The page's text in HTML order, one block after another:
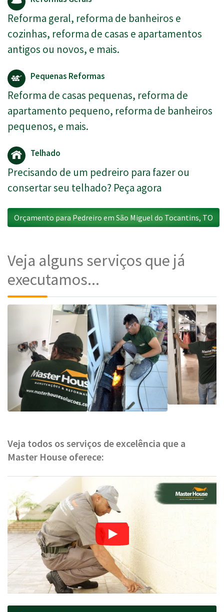
Reforma geral, reforma de banheiros e
cozinhas, reforma de casas e apartamentos
antigos ou novos, e mais.
Pequenas Reformas
Reforma de casas pequenas, reforma de
apartamento pequeno, reforma de banheiros
pequenos, e mais.
Telhado
Precisando de um pedreiro para fazer ou
consertar seu telhado? Peça agora
Orçamento para Pedreiro em São Miguel do Tocantins, TO
Veja alguns serviços que já
executamos...
Veja todos os serviços de excelência que a
Master House oferece: